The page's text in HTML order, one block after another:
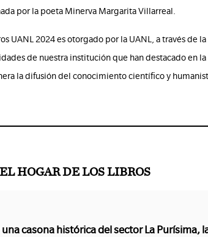
por la poeta Minerva Margarita Villarreal.
UANL 2024 es otorgado por la UANL, a través de
de nuestra institución que han destacado en
la difusión del conocimiento científico y
HOGAR DE LOS LIBROS
casona histórica del sector La Purísima,